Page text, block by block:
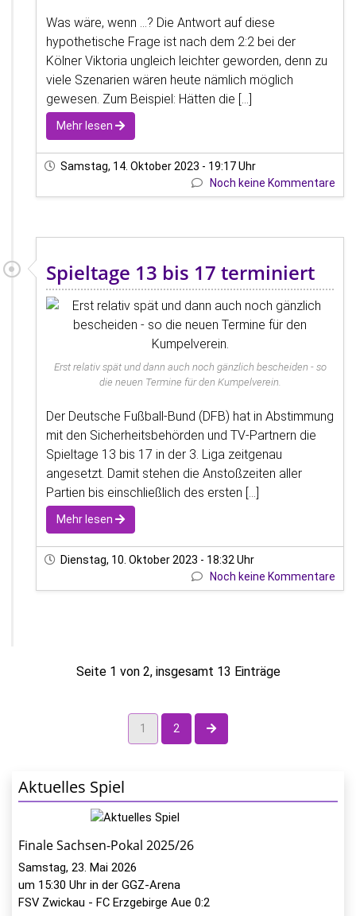
Was wäre, wenn …? Die Antwort auf diese
hypothetische Frage ist nach dem 2:2 bei der
Kölner Viktoria ungleich leichter geworden, denn zu
viele Szenarien wären heute nämlich möglich
gewesen. Zum Beispiel: Hätten die [...]
Mehr lesen
Samstag, 14. Oktober 2023 - 19:17 Uhr
Noch keine Kommentare
Spieltage 13 bis 17 terminiert
Erst relativ spät und dann auch noch gänzlich bescheiden - so
die neuen Termine für den Kumpelverein.
Der Deutsche Fußball-Bund (DFB) hat in Abstimmung
mit den Sicherheitsbehörden und TV-Partnern die
Spieltage 13 bis 17 in der 3. Liga zeitgenau
angesetzt. Damit stehen die Anstoßzeiten aller
Partien bis einschließlich des ersten [...]
Mehr lesen
Dienstag, 10. Oktober 2023 - 18:32 Uhr
Noch keine Kommentare
Seite 1 von 2, insgesamt 13 Einträge
1 2 nächste Seite
Aktuelles Spiel
Finale Sachsen-Pokal 2025/26
Samstag, 23. Mai 2026
um 15:30 Uhr in der GGZ-Arena
FSV Zwickau - FC Erzgebirge Aue 0:2